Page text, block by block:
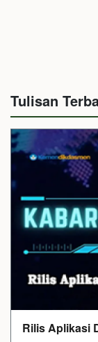
Tulisan
Rilis Aplikasi